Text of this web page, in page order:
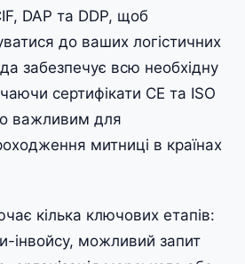
DAP та DDP, щоб
до ваших логістичних
забезпечує всю необхідну
сертифікати CE та ISO
важливим для
митниці в країнах
кілька ключових етапів:
інвойсу, можливий запит